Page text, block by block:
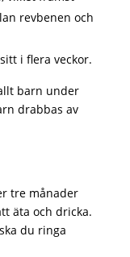
revbenen och
i flera veckor.
barn under
drabbas av
tre månader
äta och dricka.
du ringa